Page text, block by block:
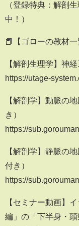
（登録特典：解剖
中！）
📕【ゴローの教材一
【解剖生理学】神
https://utage-
【解剖学】動脈の
き）
https://
【解剖学】静脈の
付き）
https://
【セミナー動画】
編」の「下半身・頭